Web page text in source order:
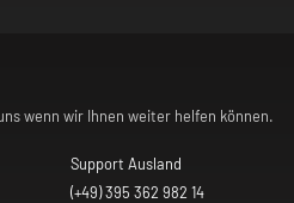
wenn wir Ihnen weiter helfen können.
Support Ausland
(+49) 395 362 982 14